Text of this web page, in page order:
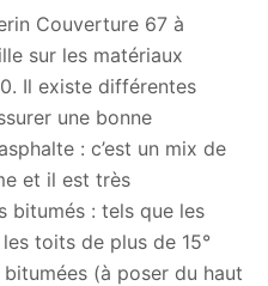
Couverture 67 à
sur les matériaux
Il existe différentes
une bonne
: c’est un mix de
et il est très
bitumés : tels que les
toits de plus de 15°
(à poser du haut